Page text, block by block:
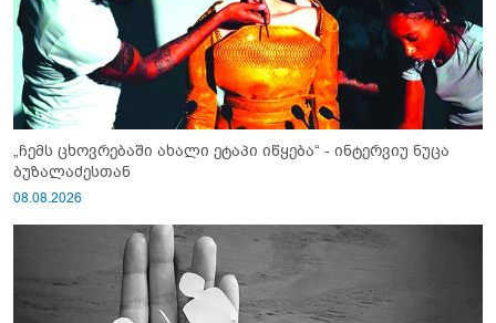
„ჩემს ცხოვრებაში ახალი ეტაპი იწყება“ - ინტერვიუ ნუცა
ბუზალაძესთან
08.08.2026